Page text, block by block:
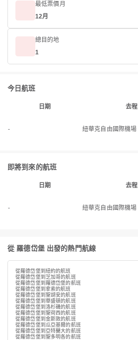
最低票價月
12月
總目的地
1
今日航班
日期 去程
- 紐華克自由國際機場
即將到來的航班
日期 去程
- 紐華克自由國際機場
從 羅德岱堡 出發的熱門航線
從羅德岱堡到紐約的航班
從羅德岱堡到芝加哥的航班
從羅德岱堡到羅德岱堡的航班
從羅德岱堡到拿索的航班
從羅德岱堡到聖胡安的航班
從羅德岱堡到華盛頓的航班
從羅德岱堡到洛杉磯的航班
從羅德岱堡到聖荷西的航班
從羅德岱堡到金斯敦的航班
從羅德岱堡到瓜亞基爾的航班
從羅德岱堡到亞特蘭大的航班
從羅德岱堡到聖多明各的航班